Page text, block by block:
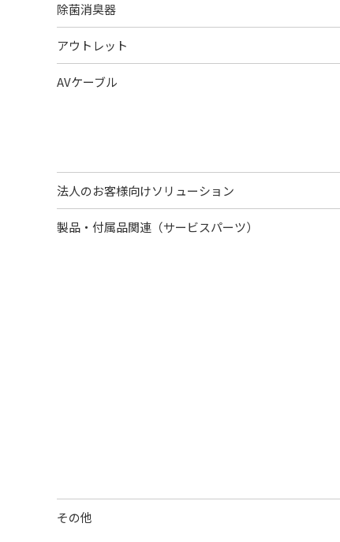
除菌消臭器
アウトレット
AVケーブル
法人のお客様向けソリューション
製品・付属品関連（サービスパーツ）
その他